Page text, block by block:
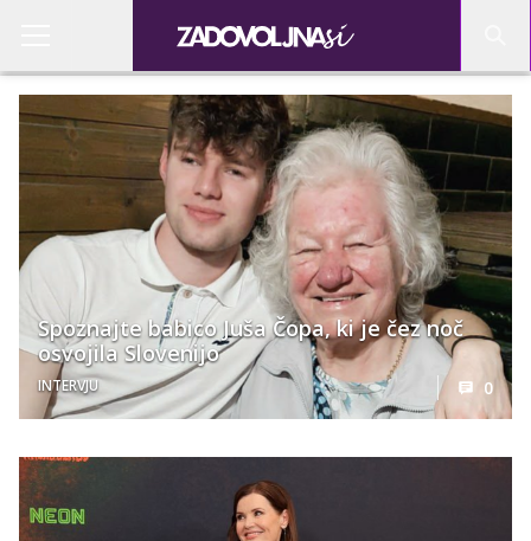
Spoznajte babico Juša Čopa, ki je čez noč
osvojila Slovenijo
INTERVJU 0